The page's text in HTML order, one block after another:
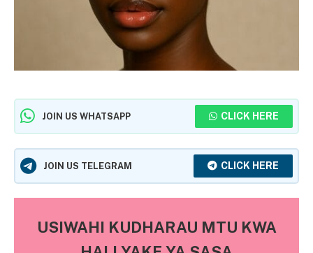
JOIN US WHATSAPP CLICK HERE
JOIN US TELEGRAM CLICK HERE
USIWAHI KUDHARAU MTU KWA